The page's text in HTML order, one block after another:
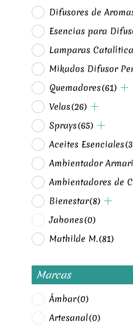
Difusores de
Esencias para
Lamparas
Mikados Difusor
Quemadores(61)
Velas(26)
Sprays(65)
Aceites Esenciales
Ambientador
Ambientadores de
Bienestar(8)
Jabones(0)
Mathilde M.(81)
Marcas
Ámbar(0)
Artesanal(0)